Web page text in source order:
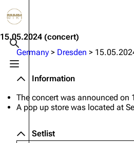
Toggle search
Toggle menu
Navigation
Main page
Blog
On this day
15.05.2024 (concert)
Germany > Dresden >
Information
The concert was announced on
A pop up store was located at
Setlist